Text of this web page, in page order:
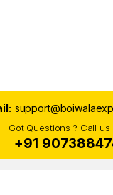
Got Questions ? Call us
+91